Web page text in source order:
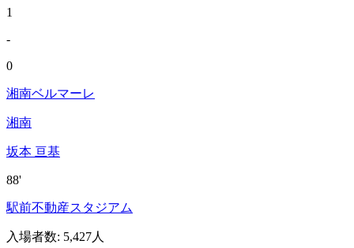
1
-
0
湘南ベルマーレ
湘南
坂本 亘基
88'
駅前不動産スタジアム
入場者数: 5,427人